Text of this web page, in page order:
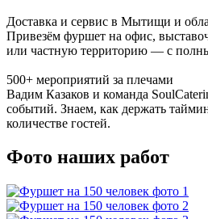
Доставка и сервис в Мытищи и
Привезём фуршет на офис,
или частную территорию — с
500+ мероприятий за плечами
Вадим Казаков и команда
событий. Знаем, как держать
количестве гостей.
Фото наших работ